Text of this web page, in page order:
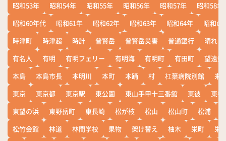
昭和53年
昭和54年 昭和55年 昭和56年 昭和57年
昭和58年
昭和60年代
昭和61年 昭和62年 昭和63年 昭和64年
昭和の
時津町
時津超 時計 普賢岳 普賢岳災害 普通銀行
晴れ
有名人
有明 有明フェリー 有明海 有明町 有田町
望遠鏡
本島
本島市長 本明川 本町 本踊 村 杠葉病院別館
来
東京
東京都 東京駅 東公園 東山手甲十三番館 東彼
東彼
東望の浜
東野岳町 東長崎 松が枝 松山 松山町 松浦
松竹会館
林道 林間学校 果物 架け替え 柚木 栄町
栄